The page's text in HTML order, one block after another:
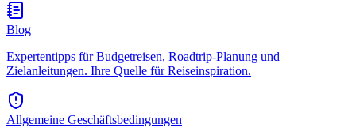
Blog
Expertentipps für Budgetreisen, Roadtrip-Planung und
Zielanleitungen. Ihre Quelle für Reiseinspiration.
Allgemeine Geschäftsbedingungen